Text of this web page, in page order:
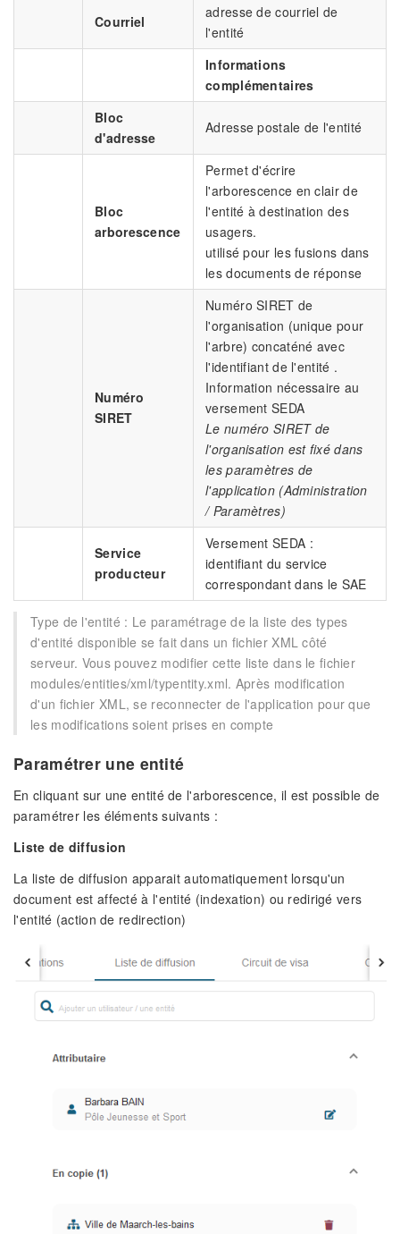
Courriel
adresse de courriel de
l'entité
Informations
complémentaires
Bloc
d'adresse
Adresse postale de l'entité
Bloc
arborescence
Permet d'écrire
l'arborescence en clair de
l'entité à destination des
usagers.
utilisé pour les fusions dans
les documents de réponse
Numéro
SIRET
Numéro SIRET de
l'organisation (unique pour
l'arbre) concaténé avec
l'identifiant de l'entité .
Information nécessaire au
versement SEDA
Le numéro SIRET de
l'organisation est fixé dans
les paramètres de
l'application (Administration
/ Paramètres)
Service
producteur
Versement SEDA :
identifiant du service
correspondant dans le SAE
Type de l'entité : Le paramétrage de la liste des types
d'entité disponible se fait dans un fichier XML côté
serveur. Vous pouvez modifier cette liste dans le fichier
modules/entities/xml/typentity.xml. Après modification
d'un fichier XML, se reconnecter de l'application pour que
les modifications soient prises en compte
Paramétrer une entité
En cliquant sur une entité de l'arborescence, il est possible de
paramétrer les éléments suivants :
Liste de diffusion
La liste de diffusion apparait automatiquement lorsqu'un
document est affecté à l'entité (indexation) ou redirigé vers
l'entité (action de redirection)